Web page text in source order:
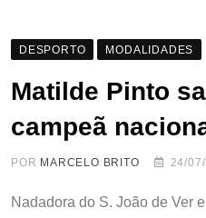
DESPORTO MODALIDADES
Matilde Pinto
campeã
POR MARCELO BRITO 24/
Nadadora do S. João de Ver